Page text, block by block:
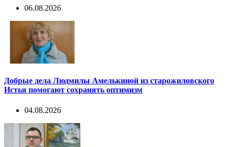
06.08.2026
Добрые дела Людмилы Амелькиной из старожиловского
Истья помогают сохранять оптимизм
04.08.2026